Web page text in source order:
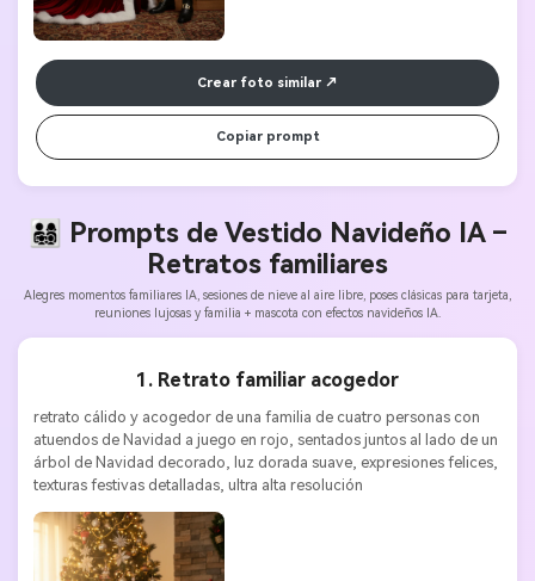
Crear foto similar
Copiar prompt
👨‍👩‍👧‍👦 Prompts de Vestido Navideño IA –
Retratos familiares
Alegres momentos familiares IA, sesiones de nieve al aire libre, poses clásicas para tarjeta,
reuniones lujosas y familia + mascota con efectos navideños IA.
1. Retrato familiar acogedor
retrato cálido y acogedor de una familia de cuatro personas con
atuendos de Navidad a juego en rojo, sentados juntos al lado de un
árbol de Navidad decorado, luz dorada suave, expresiones felices,
texturas festivas detalladas, ultra alta resolución